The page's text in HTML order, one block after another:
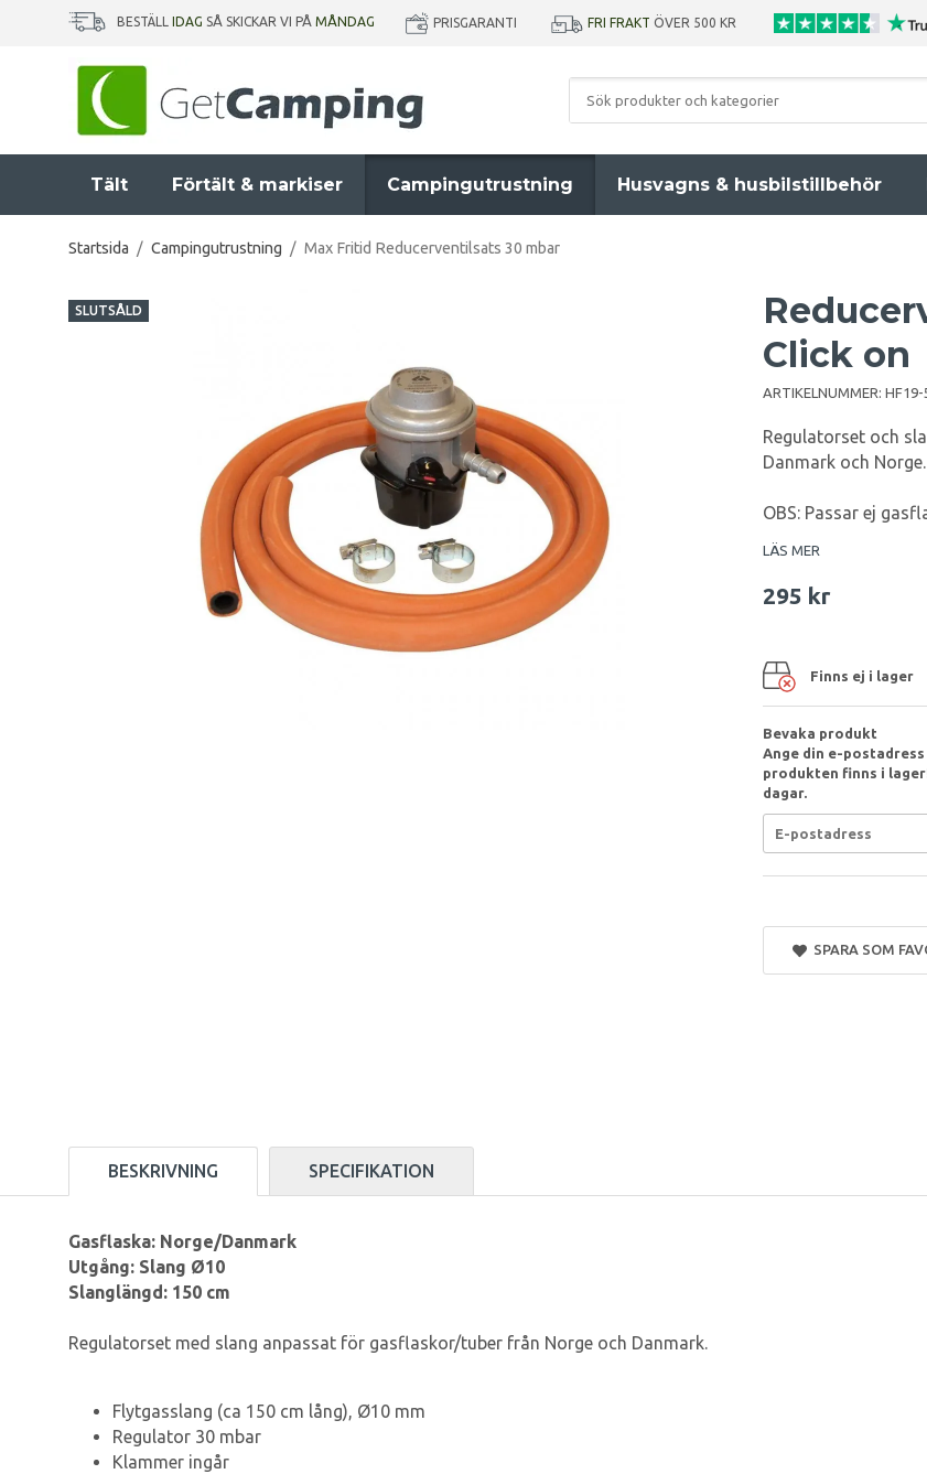
BESTÄLL IDAG SÅ SKICKAR VI PÅ MÅNDAG PRISGARANTI FRI FRAKT ÖVER 500 KR
Tält Förtält & markiser Campingutrustning Husvagns & husbilstillbehör
Startsida / Campingutrustning / Max Fritid Reducerventilsats 30 mbar
SLUTSÅLD
Click on
ARTIKELNUMMER: HF19-
Regulatorset och
Danmark och
OBS: Passar ej
LÄS MER
295 kr
Finns ej i lager
Bevaka produkt
Ange din e-
produkten finns i
dagar.
SPARA SOM
BESKRIVNING SPECIFIKATION
Gasflaska: Norge/Danmark
Utgång: Slang Ø10
Slanglängd: 150 cm
Regulatorset med slang anpassat för gasflaskor/tuber från Norge och Danmark.
Flytgasslang (ca 150 cm lång), Ø10 mm
Regulator 30 mbar
Klammer ingår